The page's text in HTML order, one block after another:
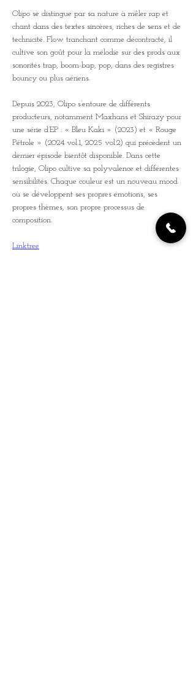
Olipo se distingue par sa nature à mêler rap et
chant dans des textes sincères, riches de sens et de
technicité. Flow tranchant comme décontracté, il
cultive son goût pour la mélodie sur des prods aux
sonorités trap, boom-bap, pop, dans des registres
bouncy ou plus aériens.
Depuis 2023, Olipo s’entoure de différents
producteurs, notamment Maxhans et Shirazy pour
une série d’EP : « Bleu Kaki » (2023) et « Rouge
Pétrole » (2024 vol.1, 2025 vol.2) qui précèdent un
dernier épisode bientôt disponible. Dans cette
trilogie, Olipo cultive sa polyvalence et différentes
sensibilités. Chaque couleur est un nouveau mood
où se développent ses propres émotions, ses
propres thèmes, son propre processus de
composition.
Linktree